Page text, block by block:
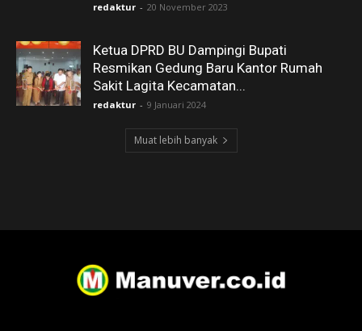
redaktur - 20 November 2023
Ketua DPRD BU Dampingi Bupati
Resmikan Gedung Baru Kantor Rumah
Sakit Lagita Kecamatan...
redaktur - 9 Januari 2024
Muat lebih banyak